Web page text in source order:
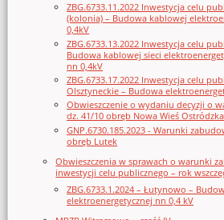
ZBG.6733.11.2022 Inwestycja celu
(kolonia) – Budowa kablowej
0,4kV
ZBG.6733.13.2022 Inwestycja celu
Budowa kablowej sieci
nn 0,4kV
ZBG.6733.17.2022 Inwestycja celu
Olsztyneckie – Budowa
Obwieszczenie o wydaniu decyzji o
dz. 41/10 obręb Nowa Wieś Ostródzka
GNP.6730.185.2023 - Warunki
obręb Lutek
Obwieszczenia w sprawach o warunki
inwestycji celu publicznego – rok
ZBG.6733.1.2024 – Łutynowo –
elektroenergetycznej nn 0,4 kV